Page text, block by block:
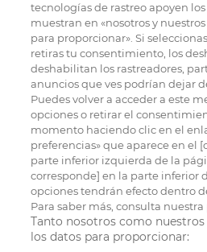
tecnologías de rastreo apoyen
muestran en «nosotros y
para proporcionar». Si
retiras tu consentimiento, los
deshabilitan los rastreadores,
anuncios que ves podrían dejar
Puedes volver a acceder a este
opciones o retirar el
momento haciendo clic en el
preferencias» que aparece en el
parte inferior izquierda de la
corresponde] en la parte inferior
opciones tendrán efecto dentro
Para saber más, consulta
Tanto nosotros como
los datos para proporcionar: